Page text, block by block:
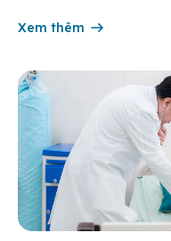
tục thanh toán […]
Xem thêm